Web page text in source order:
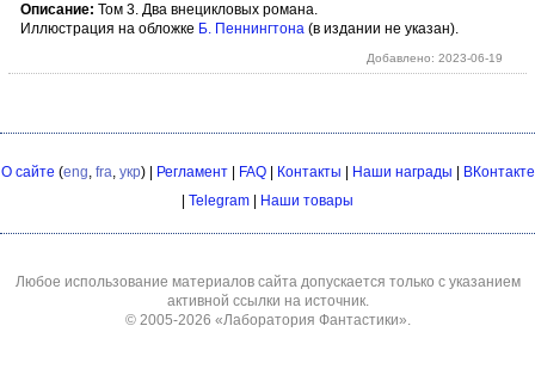
Описание: Том 3. Два внецикловых романа.
Иллюстрация на обложке Б. Пеннингтона (в издании не указан).
Добавлено: 2023-06-19
О сайте (eng, fra, укр) | Регламент| FAQ| Контакты Наши награды
ВКонтакте
Telegram Наши товары
Любое использование материалов сайта допускается только с указанием
активной ссылки на источник.
© 2005-2026 «Лаборатория Фантастики».